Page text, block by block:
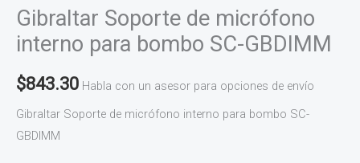
Gibraltar Soporte de micrófono
interno para bombo SC-GBDIMM
$843.30 Habla con un asesor para opciones de envío
Gibraltar Soporte de micrófono interno para bombo SC-
GBDIMM
SC-
GBDIMM
cantidad